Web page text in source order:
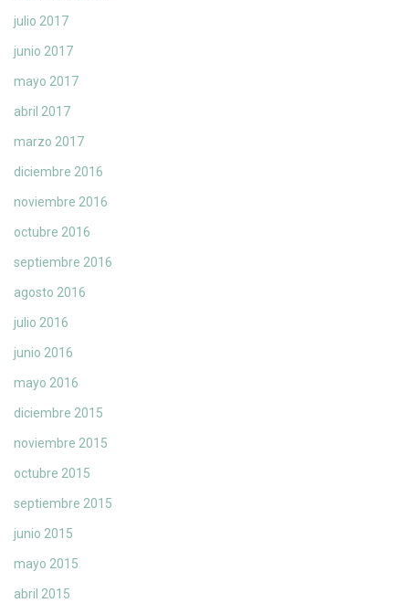
julio 2017
junio 2017
mayo 2017
abril 2017
marzo 2017
diciembre 2016
noviembre 2016
octubre 2016
septiembre 2016
agosto 2016
julio 2016
junio 2016
mayo 2016
diciembre 2015
noviembre 2015
octubre 2015
septiembre 2015
junio 2015
mayo 2015
abril 2015